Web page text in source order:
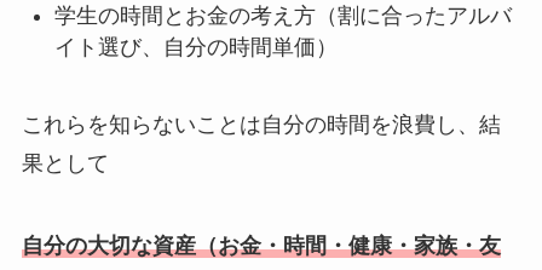
学生の時間とお金の考え方（割に合ったアルバ
イト選び、自分の時間単価）
これらを知らないことは自分の時間を浪費し、結
果として
自分の大切な資産（お金・時間・健康・家族・友